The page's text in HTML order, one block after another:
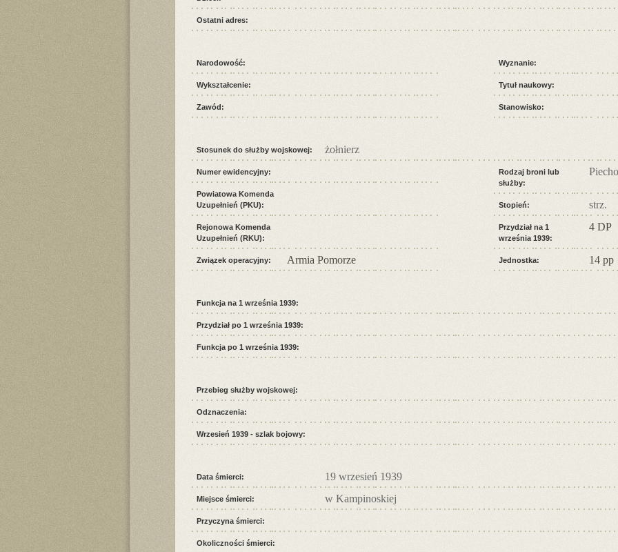
Ostatni adres:
Narodowość:
Wykształcenie:
Zawód:
Wyznanie:
Tytuł naukowy:
Stanowisko:
Stosunek do służby wojskowej: żołnierz
Numer ewidencyjny:
Powiatowa Komenda
Uzupełnień (PKU):
Rejonowa Komenda
Uzupełnień (RKU):
Związek operacyjny: Armia Pomorze
Rodzaj broni lub
służby:
Stopień: strz.
Przydział na 1
września 1939:
4 DP
Jednostka: 14 pp
Funkcja na 1 września 1939:
Przydział po 1 września 1939:
Funkcja po 1 września 1939:
Przebieg służby wojskowej:
Odznaczenia:
Wrzesień 1939 - szlak bojowy:
Data śmierci: 19 wrzesień 1939
Miejsce śmierci: w Kampinoskiej
Przyczyna śmierci:
Okoliczności śmierci: